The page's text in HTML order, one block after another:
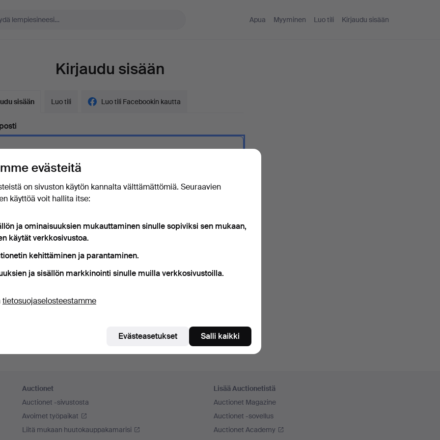
Apua Myyminen Luo tili Kirjaudu sisään
Kirjaudu sisään
sisään Luo tili Luo tili Facebookin kautta
minut
Kirjaudu sisään
Auctionet
Auctionet -sivustosta
Avoimet työpaikat
Liitä mukaan huutokauppakamarisi
Lisää Auctionetistä
Auctionet Magazine
Auctionet -sovellus
Auctionet Academy
evästeitä
on sivuston käytön kannalta välttämättömiä. Seuraavien
käyttöä voit hallita itse:
ja ominaisuuksien mukauttaminen sinulle sopiviksi sen mukaan,
käytät verkkosivustoa.
kehittäminen ja parantaminen.
ja sisällön markkinointi sinulle muilla verkkosivustoilla.
tietosuojaselosteestamme
Evästeasetukset Salli kaikki